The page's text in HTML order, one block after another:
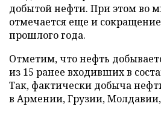
добытой нефти. При этом во
отмечается еще и
прошлого года.
Отметим, что нефть
из 15 ранее входивших в
Так, фактически добыча
в Армении, Грузии,